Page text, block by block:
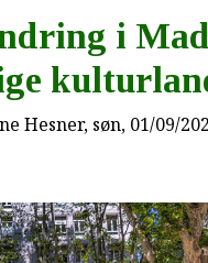
i
Hesner, søn, 01/09/